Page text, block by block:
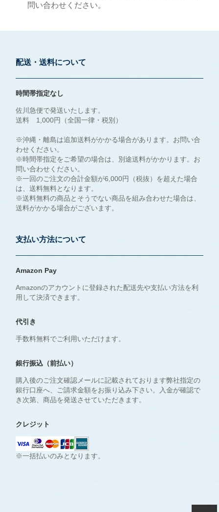
問い合わせください。
配送・送料について
時間帯指定なし
佐川急便で発送いたします。
送料 1,000円（全国一律・税別）
※沖縄・離島は追加送料がかかる場合があります。お問い合
わせください。
※時間帯指定をご希望の場合は、別途送料がかかります。お
問い合わせください。
※一回のご注文の合計金額が6,000円（税抜）を超えた場合
は、送料無料となります。
※送料無料の商品とそうでない商品を組み合わせた場合は、
送料がかかる場合がございます。
支払い方法について
Amazon Pay
Amazonのアカウントに登録された配送先や支払い方法を利
用して決済できます。
代引き
手数料無料でご利用いただけます。
銀行振込（前払い）
購入後のご注文確認メールに記載されております弊社指定の
銀行口座へ、ご請求金額をお振り込み下さい。入金が確認で
き次第、商品を発送させていただきます。
クレジット
※一括払いのみとなります。